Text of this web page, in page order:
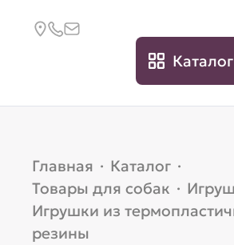
Каталог
Главная · Каталог ·
Товары для собак ·
Игрушки из
резины